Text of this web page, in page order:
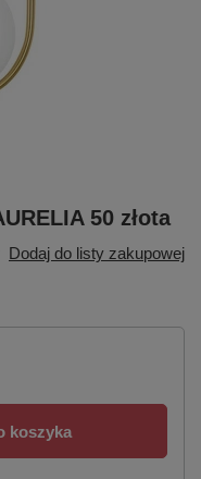
50 złota
Dodaj do listy zakupowej
koszyka